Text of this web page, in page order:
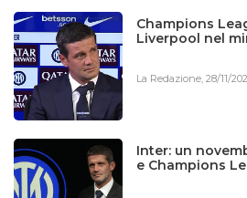
Champions
Liverpool nel
La Redazione,28/11/
Inter: un
e Champions